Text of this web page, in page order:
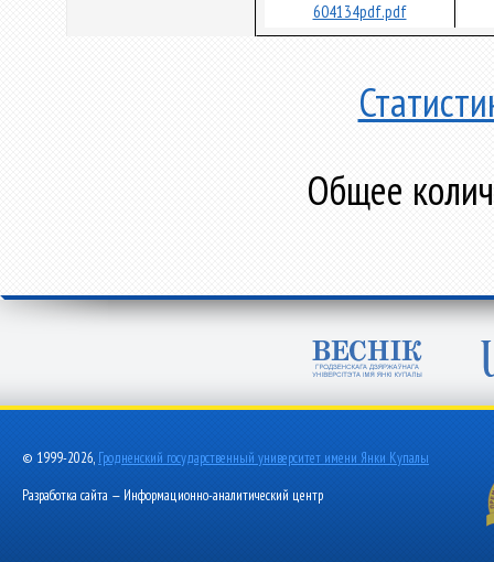
604134pdf.pdf
Общее
© 1999-2026, Гродненский государственный университет имени Янки Купалы
Разработка сайта — Информационно-аналитический центр